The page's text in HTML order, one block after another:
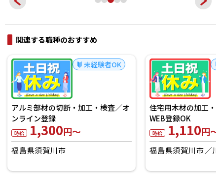
関連する職種のおすすめ
未経験者OK
アルミ部材の切断・加工・検査／オ
ンライン登録
時給 1,300円～
福島県須賀川市
住宅用木材の加工・
WEB登録OK
時給 1,110円～
福島県須賀川市